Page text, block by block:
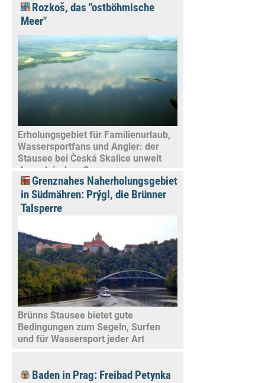
Rozkoš, das "ostböhmische
Meer"
Erholungsgebiet für Familienurlaub,
Wassersportfans und Angler: der
Stausee bei Česká Skalice unweit
der polnischen Grenze
Grenznahes Naherholungsgebiet
in Südmähren: Prýgl, die Brünner
Talsperre
Brünns Stausee bietet gute
Bedingungen zum Segeln, Surfen
und für Wassersport jeder Art
Baden in Prag: Freibad Petynka